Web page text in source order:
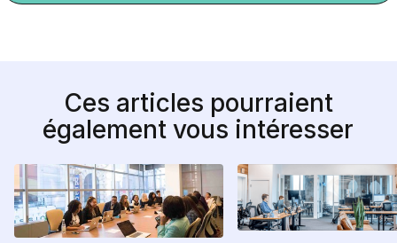
Ces articles pourraient
également vous intéresser